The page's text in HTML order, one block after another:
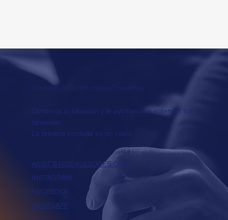
¿No sabés por dónde empezar? Hablemos
Contanos tu situación y te ayudamos a entender tus
opciones.
La primera consulta es sin costo.
ASIST@RISEASESORES.COM
INSTAGRAM
FACEBOOK
WHATSAPP